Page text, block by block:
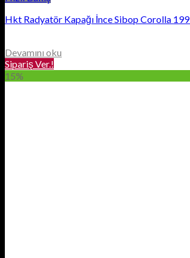
Hkt Radyatör Kapağı İnce Sibop Corolla
Devamını oku
Sipariş Ver.!
15%